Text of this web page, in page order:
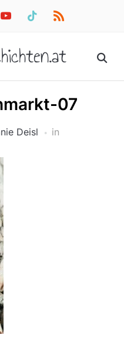
youtube tiktok rss
07
Deisl in